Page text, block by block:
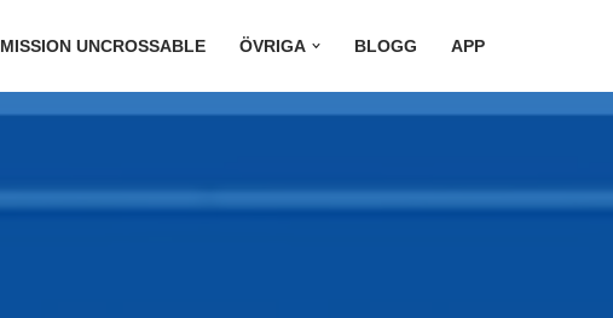
MISSION UNCROSSABLE ÖVRIGA BLOGG APP